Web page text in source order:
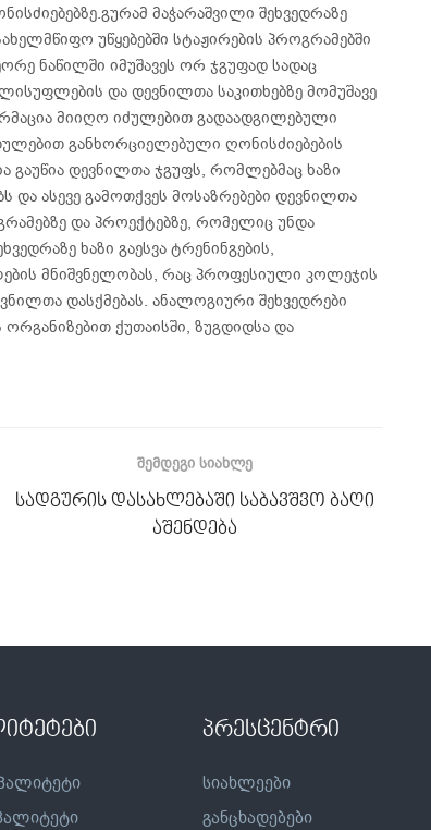
მაჭარაშვილი შეხვედრაზე
უწყებებში სტაჟირების პროგრამებში
ნაწილში იმუშავეს ორ ჯგუფად სადაც
და დევნილთა საკითხებზე მომუშავე
მიიღო იძულებით გადაადგილებული
განხორციელებული ღონისძიებების
გაუწია დევნილთა ჯგუფს, რომლებმაც ხაზი
და ასევე გამოთქვეს მოსაზრებები დევნილთა
და პროექტებზე, რომელიც უნდა
ხაზი გაესვა ტრენინგების,
მნიშვნელობას, რაც პროფესიული კოლეჯის
დასქმებას. ანალოგიური შეხვედრები
ქუთაისში, ზუგდიდსა და
ᲨᲔᲛᲓᲔᲒᲘ ᲡᲘᲐᲮᲚᲔ
სადგურის დასახლებაში საბავშვო ბაღი
აშენდება
პრესცენტრი
სიახლეები
განცხადებები